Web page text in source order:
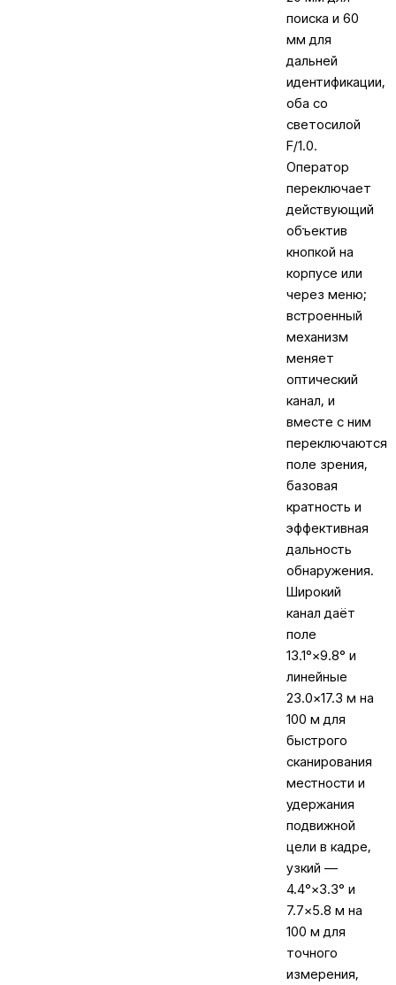
поиска и 60
мм для
дальней
идентификации,
оба со
светосилой
F/1.0.
Оператор
переключает
действующий
объектив
кнопкой на
корпусе или
через меню;
встроенный
механизм
меняет
оптический
канал, и
вместе с ним
переключаются
поле зрения,
базовая
кратность и
эффективная
дальность
обнаружения.
Широкий
канал даёт
поле
13.1°×9.8° и
линейные
23.0×17.3 м на
100 м для
быстрого
сканирования
местности и
удержания
подвижной
цели в кадре,
узкий —
4.4°×3.3° и
7.7×5.8 м на
100 м для
точного
измерения,